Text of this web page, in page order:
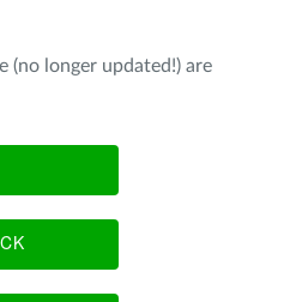
(no longer updated!) are